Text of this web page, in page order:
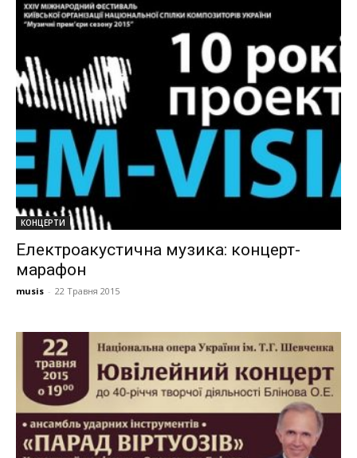
КОНЦЕРТИ
Електроакустична музика: концерт-
марафон
musis - 22 Травня 2015